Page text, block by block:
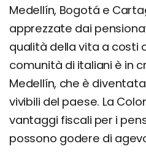
Medellín, Bogotá e
apprezzate dai
qualità della vita a costi
comunità di italiani è in
Medellín, che è
vivibili del paese. La
vantaggi fiscali per i
possono godere di